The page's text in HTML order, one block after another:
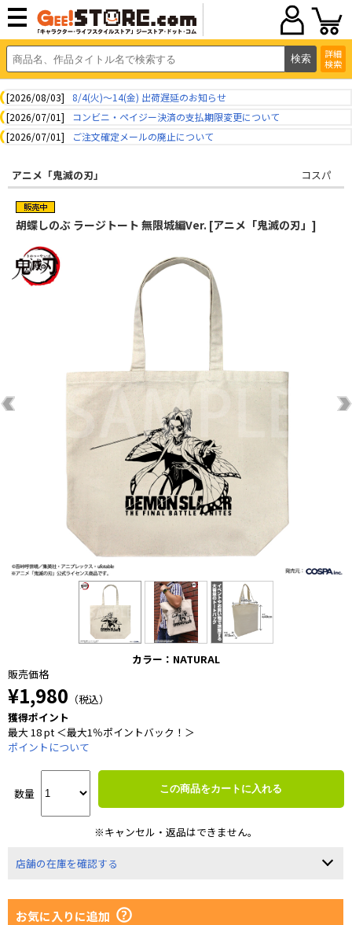
詳細
検索
[2026/08/03]
8/4(火)～14(金) 出荷遅延のお知らせ
[2026/07/01]
コンビニ・ペイジー決済の支払期限変更について
[2026/07/01]
ご注文確定メールの廃止について
アニメ「鬼滅の刃」 コスパ
胡蝶しのぶ ラージトート 無限城編Ver. [アニメ「鬼滅の刃」]
カラー：NATURAL
販売価格
¥1,980 （税込）
獲得ポイント
最大 18 pt ＜最大1％ポイントバック！＞
ポイントについて
数量 この商品をカートに入れる
※キャンセル・返品はできません。
店舗の在庫を確認する
お気に入りに追加